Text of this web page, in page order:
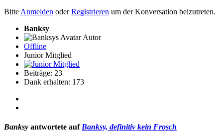
Bitte Anmelden oderRegistrieren um der Konversation beizutreten.
Banksy
Autor
Offline
Junior Mitglied
Beiträge: 23
Dank erhalten: 173
Banksy antwortete auf Banksy, definitiv kein Frosch